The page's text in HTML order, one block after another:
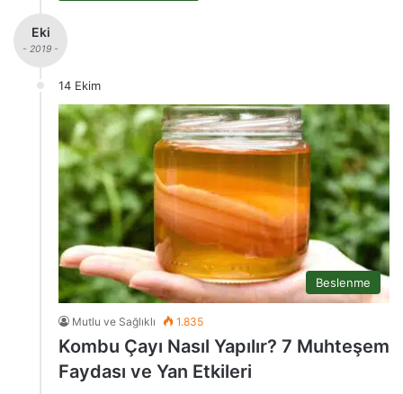
Eki
- 2019 -
14 Ekim
Beslenme
Mutlu ve Sağlıklı 1.835
Kombu Çayı Nasıl Yapılır? 7 Muhteşem
Faydası ve Yan Etkileri